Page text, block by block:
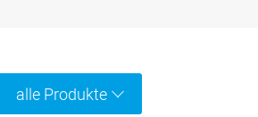
alle Produkte